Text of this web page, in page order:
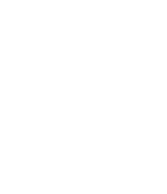
빙
량 컨텐츠를
는 환경에서 최